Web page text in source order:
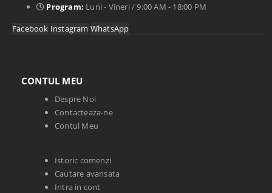
Program: Luni - Vineri / 9:00 AM - 18:00 PM
Facebook Instagram WhatsApp
CONTUL MEU
Despre Noi
Contacteaza-ne
Contul Meu
Istoric comenzi
Cautare avansata
Intra in cont